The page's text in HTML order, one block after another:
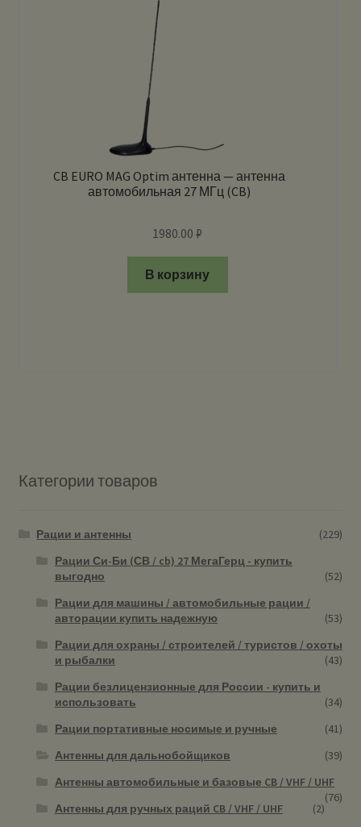
CB EURO MAG Optim антенна — антенна
автомобильная 27 МГц (CB)
1980.00₽
В корзину
Категории товаров
Рации и антенны
(229)
Рации Си-Би (СВ / cb) 27 МегаГерц - купить
выгодно
(52)
Рации для машины / автомобильные рации /
авторации купить надежную
(53)
Рации для охраны / строителей / туристов / охоты
и рыбалки
(43)
Рации безлицензионные для России - купить и
использовать
(34)
Рации портативные носимые и ручные
(41)
Антенны для дальнобойщиков
(39)
Антенны автомобильные и базовые CB / VHF / UHF
(76)
Антенны для ручных раций CB / VHF / UHF
(2)